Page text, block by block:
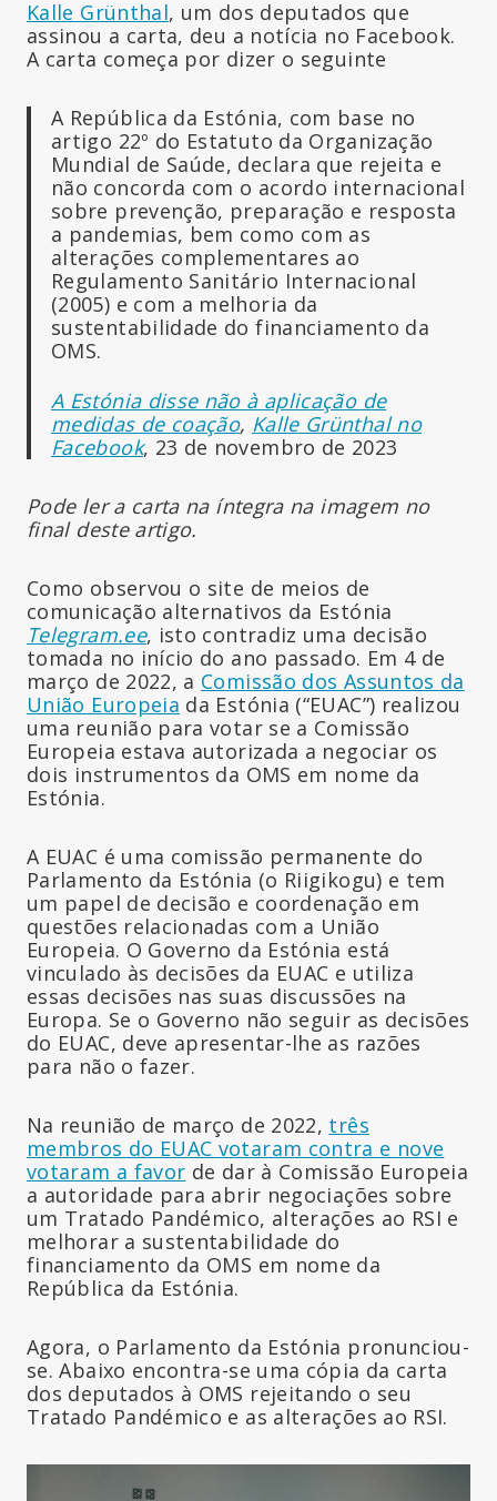
Kalle Grünthal, um dos deputados que
assinou a carta, deu a notícia no Facebook.
A carta começa por dizer o seguinte
A República da Estónia, com base no
artigo 22º do Estatuto da Organização
Mundial de Saúde, declara que rejeita e
não concorda com o acordo internacional
sobre prevenção, preparação e resposta
a pandemias, bem como com as
alterações complementares ao
Regulamento Sanitário Internacional
(2005) e com a melhoria da
sustentabilidade do financiamento da
OMS.
A Estónia disse não à aplicação de
medidas de coação, Kalle Grünthal no
Facebook, 23 de novembro de 2023
Pode ler a carta na íntegra na imagem no
final deste artigo.
Como observou o site de meios de
comunicação alternativos da Estónia
Telegram.ee, isto contradiz uma decisão
tomada no início do ano passado. Em 4 de
março de 2022, a Comissão dos Assuntos da
União Europeia da Estónia (“EUAC”) realizou
uma reunião para votar se a Comissão
Europeia estava autorizada a negociar os
dois instrumentos da OMS em nome da
Estónia.
A EUAC é uma comissão permanente do
Parlamento da Estónia (o Riigikogu) e tem
um papel de decisão e coordenação em
questões relacionadas com a União
Europeia. O Governo da Estónia está
vinculado às decisões da EUAC e utiliza
essas decisões nas suas discussões na
Europa. Se o Governo não seguir as decisões
do EUAC, deve apresentar-lhe as razões
para não o fazer.
Na reunião de março de 2022, três
membros do EUAC votaram contra e nove
votaram a favor de dar à Comissão Europeia
a autoridade para abrir negociações sobre
um Tratado Pandémico, alterações ao RSI e
melhorar a sustentabilidade do
financiamento da OMS em nome da
República da Estónia.
Agora, o Parlamento da Estónia pronunciou-
se. Abaixo encontra-se uma cópia da carta
dos deputados à OMS rejeitando o seu
Tratado Pandémico e as alterações ao RSI.